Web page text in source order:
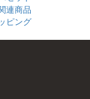
連商品
ピング